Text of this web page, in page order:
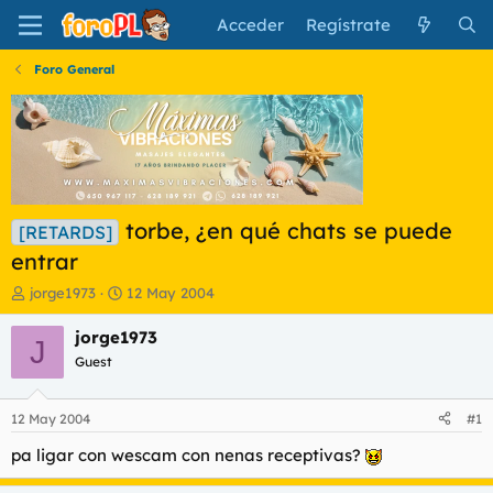
Acceder Regístrate
Foro General
[RETARDS]
torbe, ¿en qué chats se puede
entrar
I
n
i
a
d
o
r
jorge1973
F
e
c
i
n
12 May 2004
J jorge1973
Guest
12 May 2004 #1
pa ligar con wescam con nenas receptivas?